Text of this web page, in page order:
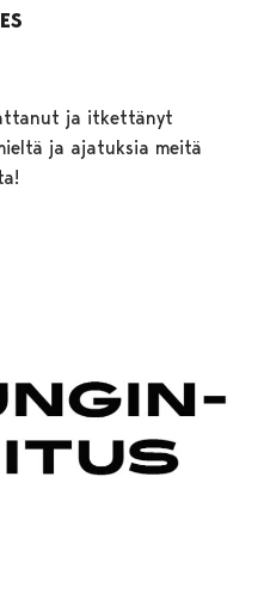
ja itkettänyt
ja ajatuksia meitä